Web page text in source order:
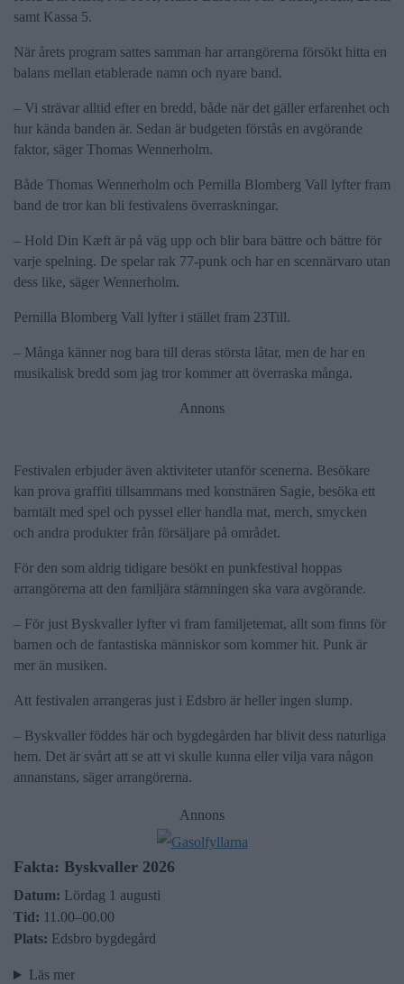
samt Kassa 5.
När årets program sattes samman har arrangörerna försökt hitta en
balans mellan etablerade namn och nyare band.
– Vi strävar alltid efter en bredd, både när det gäller erfarenhet och
hur kända banden är. Sedan är budgeten förstås en avgörande
faktor, säger Thomas Wennerholm.
Både Thomas Wennerholm och Pernilla Blomberg Vall lyfter fram
band de tror kan bli festivalens överraskningar.
– Hold Din Kæft är på väg upp och blir bara bättre och bättre för
varje spelning. De spelar rak 77-punk och har en scennärvaro utan
dess like, säger Wennerholm.
Pernilla Blomberg Vall lyfter i stället fram 23Till.
– Många känner nog bara till deras största låtar, men de har en
musikalisk bredd som jag tror kommer att överraska många.
Annons
Festivalen erbjuder även aktiviteter utanför scenerna. Besökare
kan prova graffiti tillsammans med konstnären Sagie, besöka ett
barntält med spel och pyssel eller handla mat, merch, smycken
och andra produkter från försäljare på området.
För den som aldrig tidigare besökt en punkfestival hoppas
arrangörerna att den familjära stämningen ska vara avgörande.
– För just Byskvaller lyfter vi fram familjetemat, allt som finns för
barnen och de fantastiska människor som kommer hit. Punk är
mer än musiken.
Att festivalen arrangeras just i Edsbro är heller ingen slump.
– Byskvaller föddes här och bygdegården har blivit dess naturliga
hem. Det är svårt att se att vi skulle kunna eller vilja vara någon
annanstans, säger arrangörerna.
Annons
Fakta: Byskvaller 2026
Datum: Lördag 1 augusti
Tid: 11.00–00.00
Plats: Edsbro bygdegård
Läs mer